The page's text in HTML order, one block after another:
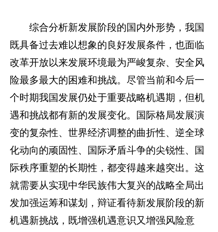
综合分析新发展阶段的国内外形势，我国
既具备过去难以想象的良好发展条件，也面临
改革开放以来发展环境最为严峻复杂、安全风
险最多最大的困难和挑战。尽管当前和今后一
个时期我国发展仍处于重要战略机遇期，但机
遇和挑战都有新的发展变化。国际格局发展演
变的复杂性、世界经济调整的曲折性、逆全球
化动向的顽固性、国际矛盾斗争的尖锐性、国
际秩序重塑的长期性，都变得越来越突出。这
就需要从实现中华民族伟大复兴的战略全局出
发加强运筹和谋划，辩证看待新发展阶段的新
机遇新挑战，既增强机遇意识又增强风险意